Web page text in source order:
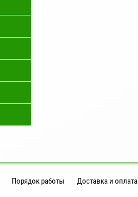
Порядок работы Доставка и оплата